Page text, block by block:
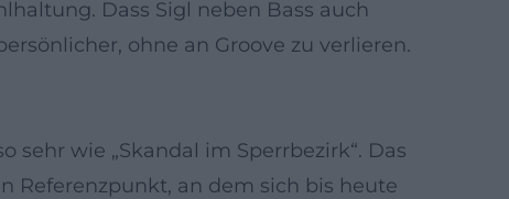
Dass Sigl neben Bass auch
ohne an Groove zu verlieren.
wie „Skandal im Sperrbezirk“. Das
Referenzpunkt, an dem sich bis heute